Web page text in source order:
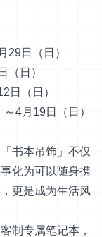
29日（日）
（日）
日（日）
4月19日（日）
书本吊饰」不仅
化为可以随身携
更是成为生活风
制专属笔记本，